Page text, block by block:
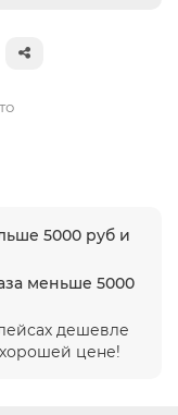
5000 руб и
меньше 5000
дешевле
цене!